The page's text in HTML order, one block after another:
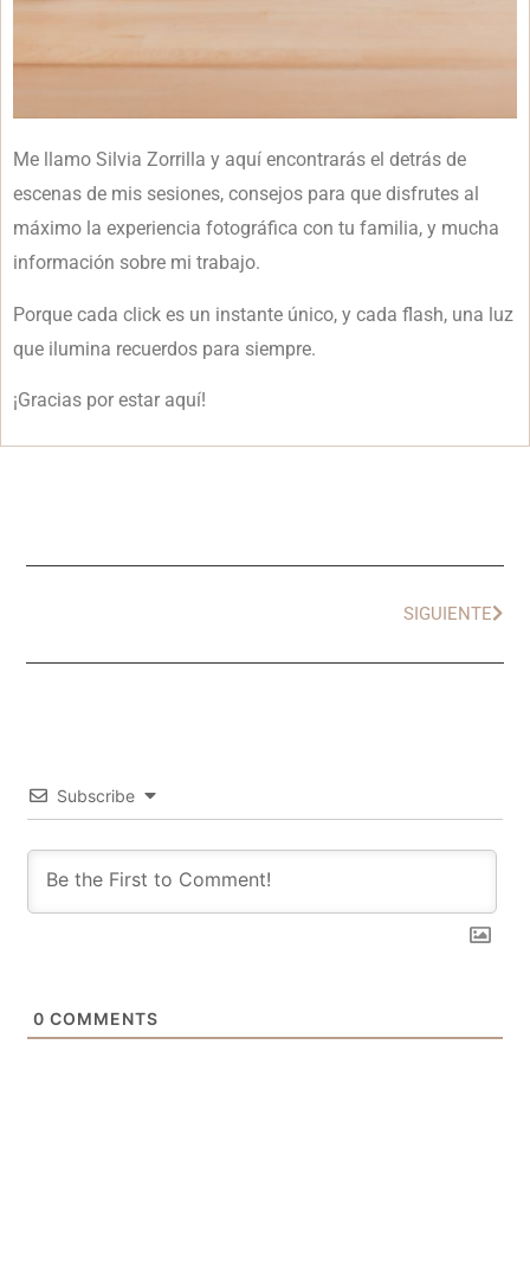
Me llamo Silvia Zorrilla y aquí encontrarás el detrás de
escenas de mis sesiones, consejos para que disfrutes al
máximo la experiencia fotográfica con tu familia, y mucha
información sobre mi trabajo.
Porque cada click es un instante único, y cada flash, una luz
que ilumina recuerdos para siempre.
¡Gracias por estar aquí!
SIGUIENTE
Subscribe
0 COMMENTS